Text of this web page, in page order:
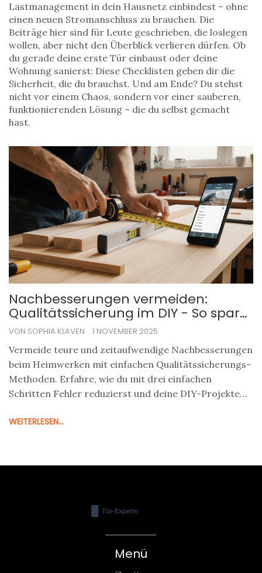
Lastmanagement in dein Hausnetz einbindest – ohne
einen neuen Stromanschluss zu brauchen. Die
Beiträge hier sind für Leute geschrieben, die loslegen
wollen, aber nicht den Überblick verlieren dürfen. Ob
du gerade deine erste Tür einbaust oder deine
Wohnung sanierst: Diese Checklisten geben dir die
Sicherheit, die du brauchst. Und am Ende? Du stehst
nicht vor einem Chaos, sondern vor einer sauberen,
funktionierenden Lösung – die du selbst gemacht
hast.
Nachbesserungen vermeiden:
Qualitätssicherung im DIY - So sparst
du Zeit und Geld
VON SOPHIA KLAVEN 1 NOVEMBER 2025
Vermeide teure und zeitaufwendige Nachbesserungen
beim Heimwerken mit einfachen Qualitätssicherungs-
Methoden. Erfahre, wie du mit drei einfachen
Schritten Fehler reduzierst und deine DIY-Projekte
WEITERLESEN...
Menü